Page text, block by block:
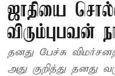
ஜாதியை
விரும்புபவன்
தனது பேச்சு
அது குறித்து தனது